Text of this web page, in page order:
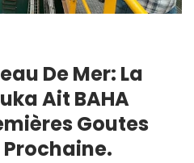
De Mer: La
Ait BAHA
Goutes
Prochaine.